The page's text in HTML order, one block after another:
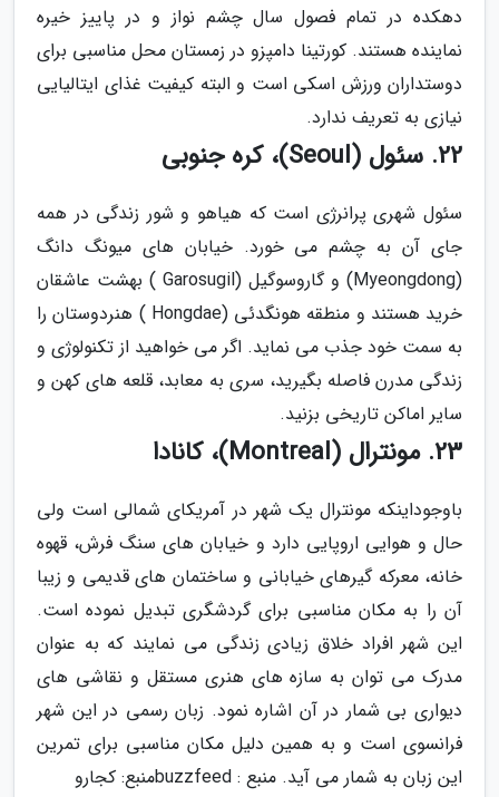
دهکده در تمام فصول سال چشم نواز و در پاییز خیره
نماینده هستند. کورتینا دامپزو در زمستان محل مناسبی برای
دوستداران ورزش اسکی است و البته کیفیت غذای ایتالیایی
نیازی به تعریف ندارد.
22. سئول (Seoul)، کره جنوبی
سئول شهری پرانرژی است که هیاهو و شور زندگی در همه
جای آن به چشم می خورد. خیابان های میونگ دانگ
(Myeongdong) و گاروسوگیل (Garosugil ) بهشت عاشقان
خرید هستند و منطقه هونگدئی (Hongdae ) هنردوستان را
به سمت خود جذب می نماید. اگر می خواهید از تکنولوژی و
زندگی مدرن فاصله بگیرید، سری به معابد، قلعه های کهن و
سایر اماکن تاریخی بزنید.
23. مونترال (Montreal)، کانادا
باوجوداینکه مونترال یک شهر در آمریکای شمالی است ولی
حال و هوایی اروپایی دارد و خیابان های سنگ فرش، قهوه
خانه، معرکه گیرهای خیابانی و ساختمان های قدیمی و زیبا
آن را به مکان مناسبی برای گردشگری تبدیل نموده است.
این شهر افراد خلاق زیادی زندگی می نمایند که به عنوان
مدرک می توان به سازه های هنری مستقل و نقاشی های
دیواری بی شمار در آن اشاره نمود. زبان رسمی در این شهر
فرانسوی است و به همین دلیل مکان مناسبی برای تمرین
این زبان به شمار می آید. منبع : buzzfeed
منبع: کجارو